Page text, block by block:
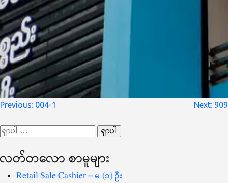
စာမူ
ပြ
Previous: 004-1 Next: 909
ရှာ
စကားလုံး
လတ်တ‌လော စာမူများ
Retail Sale Cashier – မ (၁) ဦး